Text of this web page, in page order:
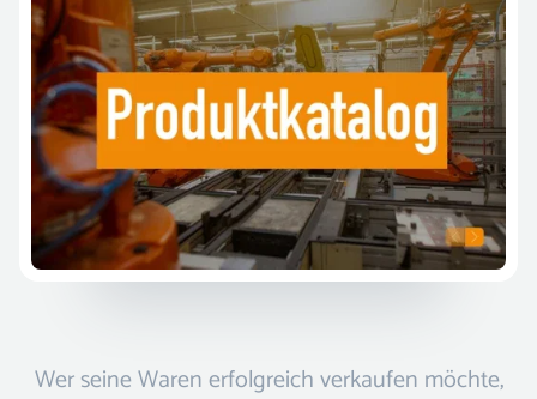
Wer seine Waren erfolgreich verkaufen möchte,